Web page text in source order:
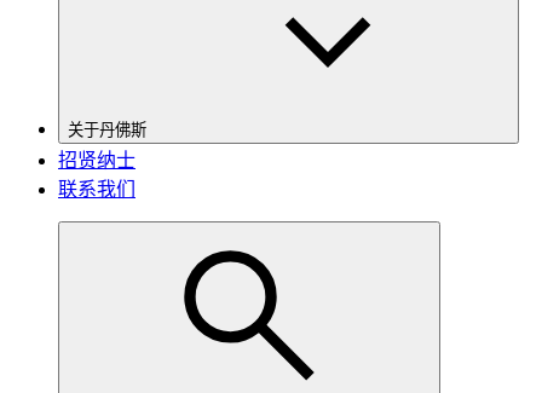
关于丹佛斯
招贤纳士
联系我们